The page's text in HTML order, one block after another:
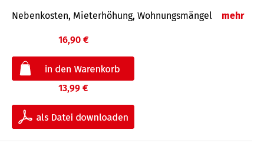
Nebenkosten, Mieterhöhung, Wohnungsmängel mehr
16,90 €
13,99 €